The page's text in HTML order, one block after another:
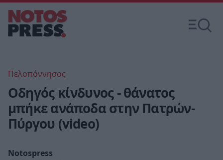
Πελοπόννησος
Οδηγός κίνδυνος - θάνατος
μπήκε ανάποδα στην Πατρών-
Πύργου (video)
Notospress